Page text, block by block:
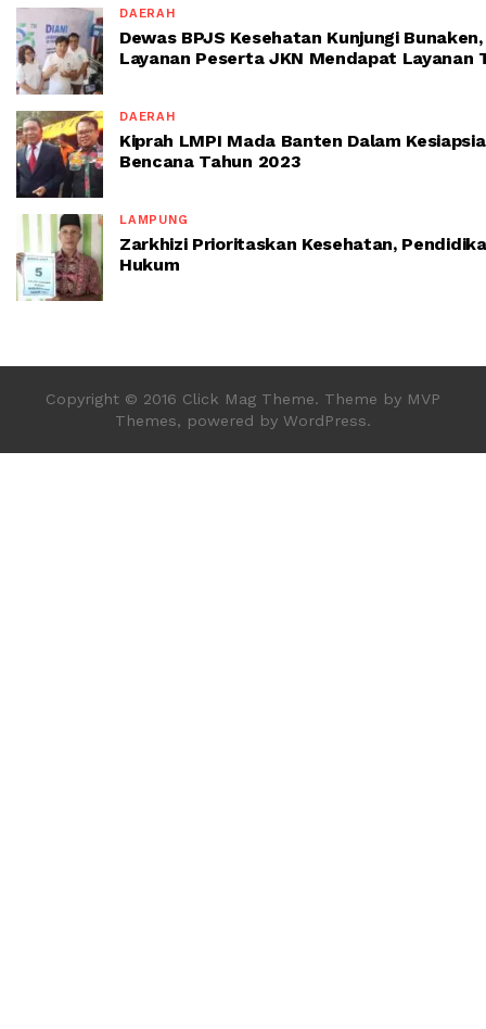
DAERAH
Dewas BPJS Kesehatan Kunjungi
Layanan Peserta JKN Mendapat Layanan
DAERAH
Kiprah LMPI Mada Banten Dalam
Bencana Tahun 2023
LAMPUNG
Zarkhizi Prioritaskan Kesehatan,
Hukum
Copyright © 2016 Click Mag Theme. Theme by MVP
Themes, powered by WordPress.